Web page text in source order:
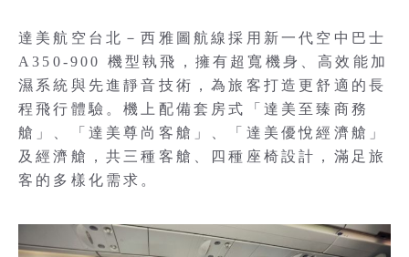
達美航空台北－西雅圖航線採用新一代空中巴士
A350-900 機型執飛，擁有超寬機身、高效能加
濕系統與先進靜音技術，為旅客打造更舒適的長
程飛行體驗。機上配備套房式「達美至臻商務
艙」、「達美尊尚客艙」、「達美優悅經濟艙」
及經濟艙，共三種客艙、四種座椅設計，滿足旅
客的多樣化需求。